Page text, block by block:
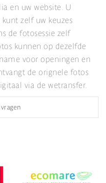
en uw website. U
zelf uw keuzes
de fotosessie zelf
kunnen op dezelfde
voor openingen en
de orignele fotos
via de wetransfer.